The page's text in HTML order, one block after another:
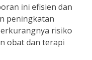
ini efisien dan
peningkatan
risiko
obat dan terapi